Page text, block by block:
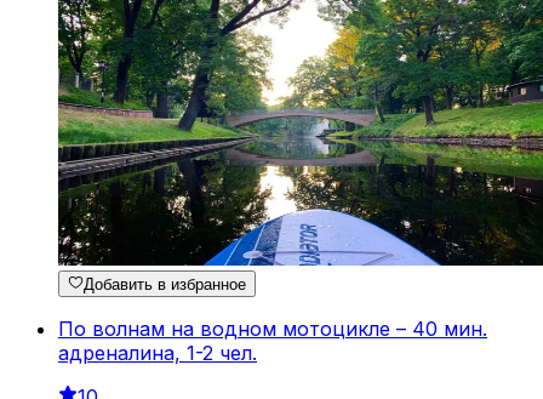
Добавить в избранное
По волнам на водном мотоцикле – 40 мин.
адреналина, 1-2 чел.